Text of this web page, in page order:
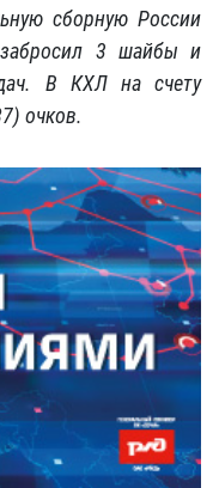
сборную России
3 шайбы и
В КХЛ на счету
очков.